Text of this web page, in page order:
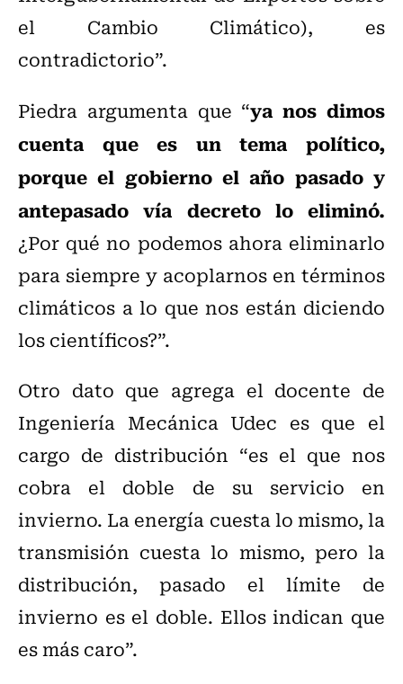
el Cambio Climático), es
contradictorio”.
Piedra argumenta que “ya nos dimos
cuenta que es un tema político,
porque el gobierno el año pasado y
antepasado vía decreto lo eliminó.
¿Por qué no podemos ahora eliminarlo
para siempre y acoplarnos en términos
climáticos a lo que nos están diciendo
los científicos?”.
Otro dato que agrega el docente de
Ingeniería Mecánica Udec es que el
cargo de distribución “es el que nos
cobra el doble de su servicio en
invierno. La energía cuesta lo mismo, la
transmisión cuesta lo mismo, pero la
distribución, pasado el límite de
invierno es el doble. Ellos indican que
es más caro”.